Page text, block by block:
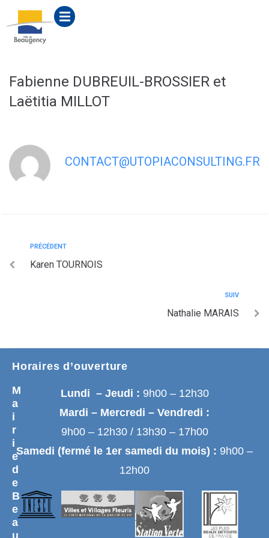
principal
Fabienne DUBREUIL-BROSSIER et
Laëtitia MILLOT
CONTACT@UTOPIACONSULTING.FR
PRÉCÉDENT
Karen TOURNOIS
SUIV
Nathalie MARAIS
M
a
i
r
i
e
d
e
B
e
a
u
Horaires d’ouverture
Lundi – Jeudi : 9h00 – 12h30
Mardi – Mercredi – Vendredi :
9h00 – 12h30 / 13h30 – 17h00
Samedi (fermé le 1er samedi du mois) : 9h00 –
12h00